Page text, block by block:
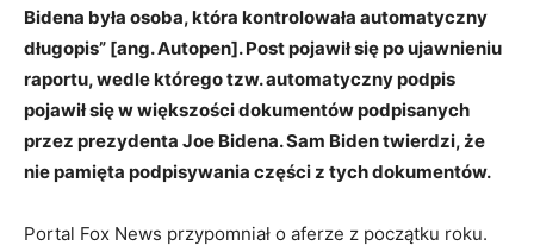
Bidena była osoba, która kontrolowała automatyczny
długopis” [ang. Autopen]. Post pojawił się po ujawnieniu
raportu, wedle którego tzw. automatyczny podpis
pojawił się w większości dokumentów podpisanych
przez prezydenta Joe Bidena. Sam Biden twierdzi, że
nie pamięta podpisywania części z tych dokumentów.
Portal Fox News przypomniał o aferze z początku roku.